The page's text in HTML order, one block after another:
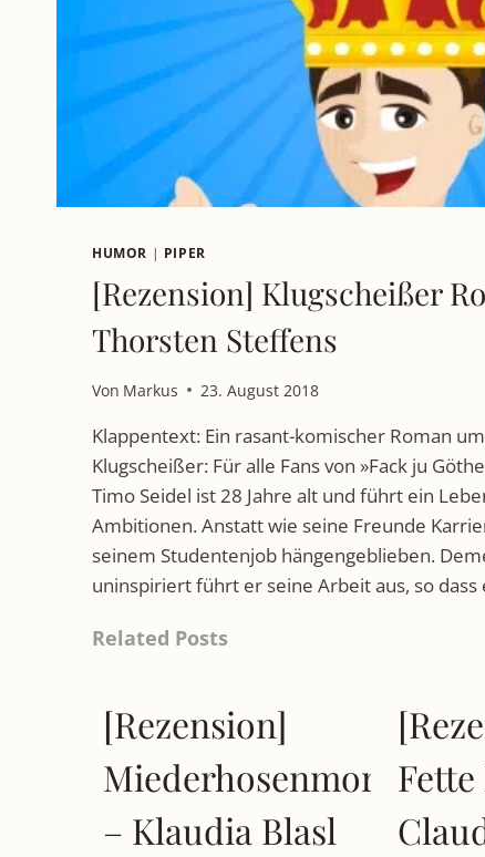
HUMOR | PIPER
[Rezension] Klugscheißer
Thorsten Steffens
Von Markus 23. August 2018
Klappentext: Ein rasant-komischer Roman
Klugscheißer: Für alle Fans von »Fack ju
Timo Seidel ist 28 Jahre alt und führt ein
Ambitionen. Anstatt wie seine Freunde
seinem Studentenjob hängengeblieben.
uninspiriert führt er seine Arbeit aus, so
Related Posts
[Rezension]
Miederhosenmord
– Klaudia Blasl
Fette